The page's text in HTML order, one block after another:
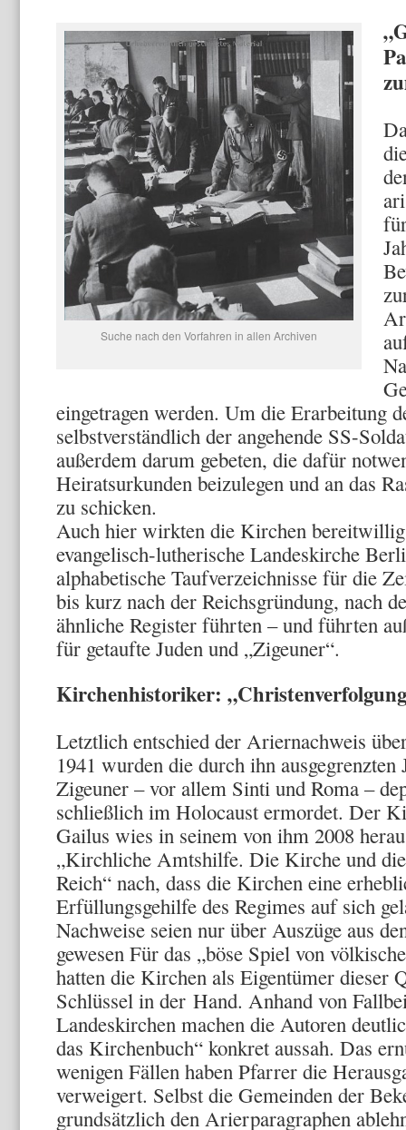
Suche nach den Vorfahren in allen Archiven
eingetragen werden. Um die Erarbeitung
selbstverständlich der angehende SS-
außerdem darum gebeten, die dafür
Heiratsurkunden beizulegen und an das
zu schicken.
Auch hier wirkten die Kirchen
evangelisch-lutherische Landeskirche
alphabetische Taufverzeichnisse für die
bis kurz nach der Reichsgründung, nach
ähnliche Register führten – und führten
für getaufte Juden und „Zigeuner“.
Kirchenhistoriker:
Letztlich entschied der Ariernachweis
1941 wurden die durch ihn ausgegrenzten
Zigeuner – vor allem Sinti und Roma –
schließlich im Holocaust ermordet. Der
Gailus wies in seinem von ihm 2008
„Kirchliche Amtshilfe. Die Kirche und
Reich“ nach, dass die Kirchen eine
Erfüllungsgehilfe des Regimes auf sich
Nachweise seien nur über Auszüge aus
gewesen Für das „böse Spiel von
hatten die Kirchen als Eigentümer dieser
Schlüssel in der Hand. Anhand von
Landeskirchen machen die Autoren
das Kirchenbuch“ konkret aussah. Das
wenigen Fällen haben Pfarrer die
verweigert. Selbst die Gemeinden der
grundsätzlich den Arierparagraphen